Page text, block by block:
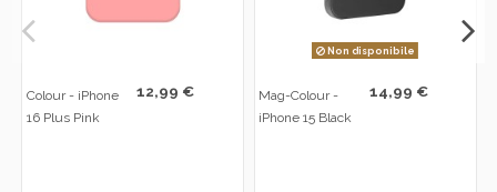
Colour - iPhone
16 Plus Pink
12,99 €
Non disponibile
Mag-Colour -
iPhone 15 Black
14,99 €